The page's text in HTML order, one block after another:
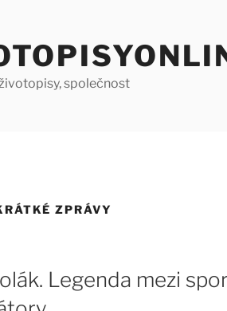
společnost
ZPRÁVY
Legenda mezi